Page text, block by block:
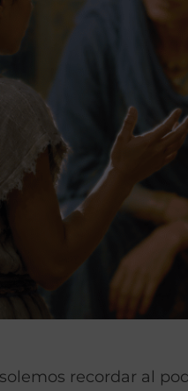
recordar al